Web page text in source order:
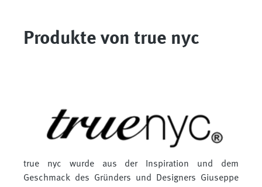
Produkte von true nyc
true nyc wurde aus der Inspiration und dem
Geschmack des Gründers und Designers Giuseppe